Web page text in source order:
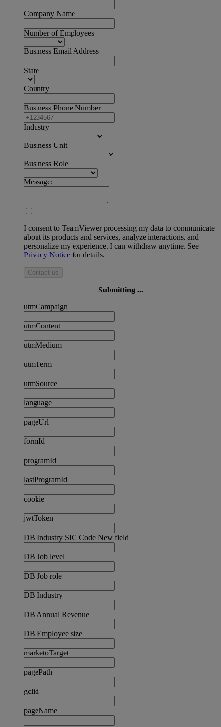
Company Name
Number of Employees
Business Email Address
State
Country
Business Phone Number
Industry
Business Unit
Business Role
Message:
I consent to TeamViewer processing my data to communicate
about its products and services, analyze interactions, and
personalize my experience. I can withdraw anytime. See
Privacy Notice for details.
Contact us
Submitting ...
utmCampaign
utmContent
utmMedium
utmTerm
utmSource
language
pageUrl
formId
programId
lastProgramId
cookie
jwtToken
DB Industry SIC Code New field
DB Job level
DB Job role
DB Industry
DB Annual Revenue
DB Employee size
marketoTarget
pagePath
gclid
pageName